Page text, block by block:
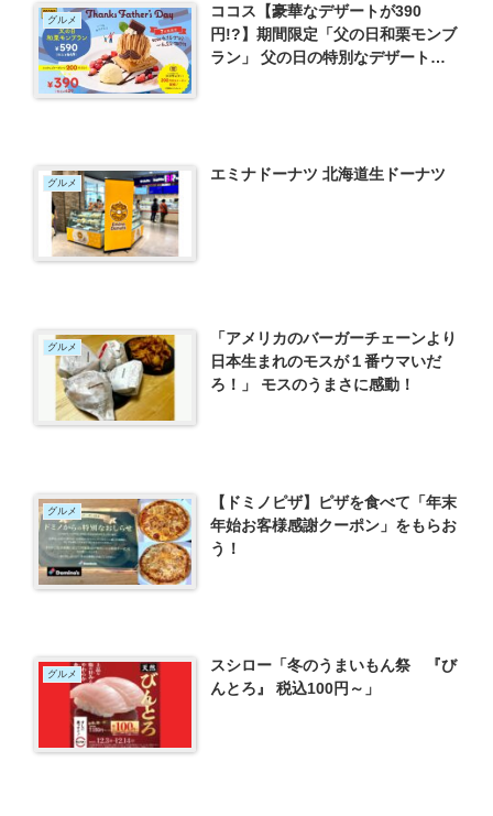
グルメ
ココス【豪華なデザートが390
円!?】期間限定「父の日和栗モンブ
ラン」 父の日の特別なデザートを
グルメ エミナドーナツ 北海道生ドーナツ
グルメ
「アメリカのバーガーチェーンより
日本生まれのモスが１番ウマいだ
ろ！」 モスのうまさに感動！
グルメ
【ドミノピザ】ピザを食べて「年末
年始お客様感謝クーポン」をもらお
う！
グルメ
スシロー「冬のうまいもん祭 『び
んとろ』 税込100円～」